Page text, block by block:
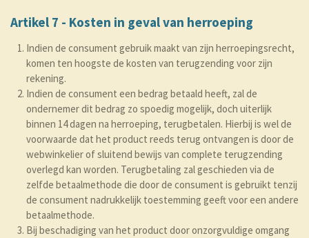
Artikel 7 - Kosten in geval van herroeping
Indien de consument gebruik maakt van zijn herroepingsrecht,
komen ten hoogste de kosten van terugzending voor zijn
rekening.
Indien de consument een bedrag betaald heeft, zal de
ondernemer dit bedrag zo spoedig mogelijk, doch uiterlijk
binnen 14 dagen na herroeping, terugbetalen. Hierbij is wel de
voorwaarde dat het product reeds terug ontvangen is door de
webwinkelier of sluitend bewijs van complete terugzending
overlegd kan worden. Terugbetaling zal geschieden via de
zelfde betaalmethode die door de consument is gebruikt tenzij
de consument nadrukkelijk toestemming geeft voor een andere
betaalmethode.
Bij beschadiging van het product door onzorgvuldige omgang